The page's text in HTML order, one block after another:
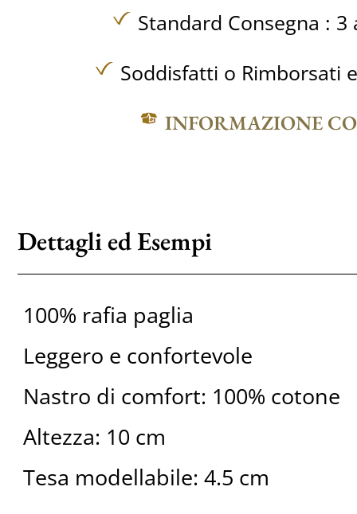
Standard Consegna : 3
Soddisfatti o Rimborsati
INFORMAZIONE
Dettagli ed Esempi
100% rafia paglia
Leggero e confortevole
Nastro di comfort: 100% cotone
Altezza: 10 cm
Tesa modellabile: 4.5 cm